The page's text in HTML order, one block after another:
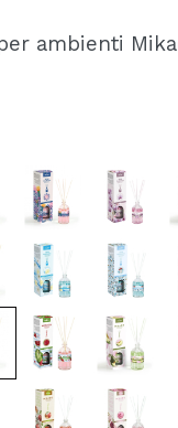
su
controllare lo
CREARE UN
ambienti